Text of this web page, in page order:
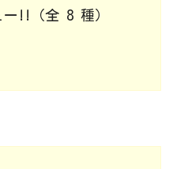
ー!!（全 8 種）